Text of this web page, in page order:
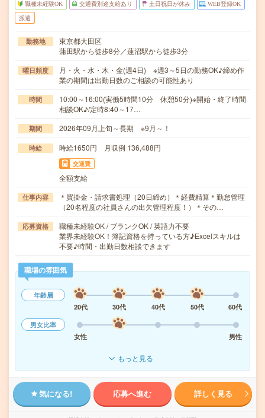
職種未経験OK 交通費別途支給あり 土日祝日が休み WEB登録OK
派遣
勤務地
東京都大田区
蒲田駅から徒歩8分／蓮沼駅から徒歩3分
曜日頻度
月・火・水・木・金(週4日) ※週3～5日の勤務OK♪締め作
業の期間は出勤日数のご相談の可能性あり
時間
10:00～16:00(実働5時間10分 休憩50分)※開始・終了時間
相談OK♪/定時8:40～17…
期間 2026年09月上旬～長期 ※9月～！
時給 時給1650円 月収例 136,488円
交通費
全額支給
仕事内容
＊買掛金・請求書処理（20日締め）＊経費精算＊勤怠管理
（20名程度の社員さんの出欠管理程度！）＊その…
応募資格
職種未経験OK / ブランクOK / 英語力不要
業界未経験OK！簿記資格を持っている方♪Excelスキルは
不要♪時間・出勤日数相談できます
職場の雰囲気
年齢層
20代
30代 40代 50代
60代
男女比率
女性
男性
もっと見る
気になる! 応募へ進む 詳しく見る